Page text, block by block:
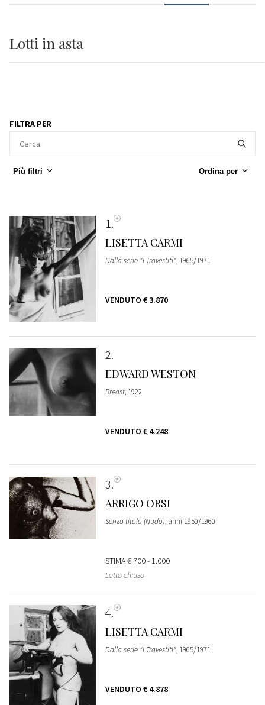
Lotti in asta
FILTRA PER
Più filtri Ordina per
1
LISETTA CARMI
Dalla serie "I Travestiti", 1965/1971
VENDUTO € 3.870
2
EDWARD WESTON
Breast, 1922
VENDUTO € 4.248
3
ARRIGO ORSI
Senza titolo (Nudo), anni 1950/1960
STIMA€ 700 - 1.000
Lotto chiuso
4
LISETTA CARMI
Dalla serie "I Travestiti", 1965/1971
VENDUTO € 4.878